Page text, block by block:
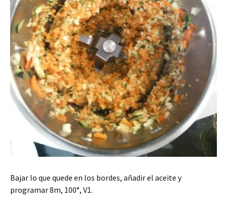
Bajar lo que quede en los bordes, añadir el aceite y
programar 8m, 100°, V1.